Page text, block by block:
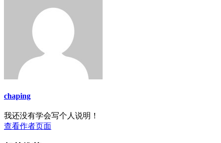
chaping
我还没有学会写个人说明！
查看作者页面